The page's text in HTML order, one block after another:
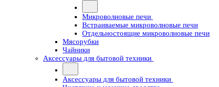
Микроволновые печи
Встраиваемые микроволновые печи
Отдельностоящие микроволновые печи
Мясорубки
Чайники
Аксессуары для бытовой техники
Аксессуары для бытовой техники